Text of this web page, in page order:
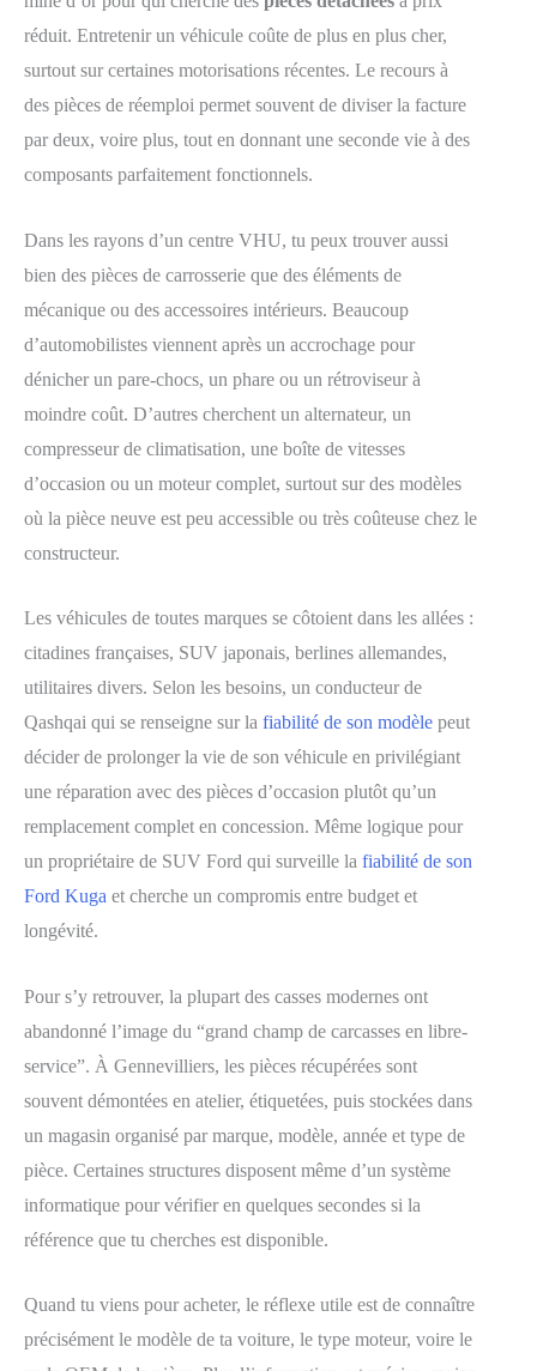
réduit. Entretenir un véhicule coûte de plus en plus cher,
surtout sur certaines motorisations récentes. Le recours à
des pièces de réemploi permet souvent de diviser la facture
par deux, voire plus, tout en donnant une seconde vie à des
composants parfaitement fonctionnels.
Dans les rayons d’un centre VHU, tu peux trouver aussi
bien des pièces de carrosserie que des éléments de
mécanique ou des accessoires intérieurs. Beaucoup
d’automobilistes viennent après un accrochage pour
dénicher un pare-chocs, un phare ou un rétroviseur à
moindre coût. D’autres cherchent un alternateur, un
compresseur de climatisation, une boîte de vitesses
d’occasion ou un moteur complet, surtout sur des modèles
où la pièce neuve est peu accessible ou très coûteuse chez le
constructeur.
Les véhicules de toutes marques se côtoient dans les allées :
citadines françaises, SUV japonais, berlines allemandes,
utilitaires divers. Selon les besoins, un conducteur de
Qashqai qui se renseigne sur la fiabilité de son modèle peut
décider de prolonger la vie de son véhicule en privilégiant
une réparation avec des pièces d’occasion plutôt qu’un
remplacement complet en concession. Même logique pour
un propriétaire de SUV Ford qui surveille la fiabilité de son
Ford Kuga et cherche un compromis entre budget et
longévité.
Pour s’y retrouver, la plupart des casses modernes ont
abandonné l’image du “grand champ de carcasses en libre-
service”. À Gennevilliers, les pièces récupérées sont
souvent démontées en atelier, étiquetées, puis stockées dans
un magasin organisé par marque, modèle, année et type de
pièce. Certaines structures disposent même d’un système
informatique pour vérifier en quelques secondes si la
référence que tu cherches est disponible.
Quand tu viens pour acheter, le réflexe utile est de connaître
précisément le modèle de ta voiture, le type moteur, voire le